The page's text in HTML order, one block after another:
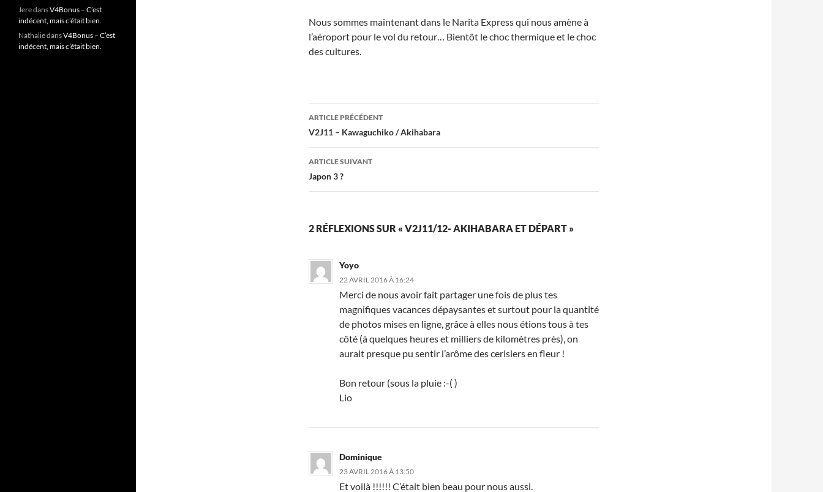
Nous sommes maintenant dans le Narita Express qui nous amène à
l’aéroport pour le vol du retour… Bientôt le choc thermique et le choc
des cultures.
Navigation
des
articles
ARTICLE PRÉCÉDENT
V2J11 – Kawaguchiko / Akihabara
ARTICLE SUIVANT
Japon 3 ?
2 RÉFLEXIONS SUR « V2J11/12- AKIHABARA ET DÉPART »
Yoyo
22 AVRIL 2016 À 16:24
Merci de nous avoir fait partager une fois de plus tes
magnifiques vacances dépaysantes et surtout pour la quantité
de photos mises en ligne, grâce à elles nous étions tous à tes
côté (à quelques heures et milliers de kilomètres près), on
aurait presque pu sentir l’arôme des cerisiers en fleur !
Bon retour (sous la pluie :-( )
Lio
Dominique
23 AVRIL 2016 À 13:50
Et voilà !!!!!! C’était bien beau pour nous aussi.
JeredansV4Bonus – C’est
indécent, mais c’était bien.
NathaliedansV4Bonus – C’est
indécent, mais c’était bien.